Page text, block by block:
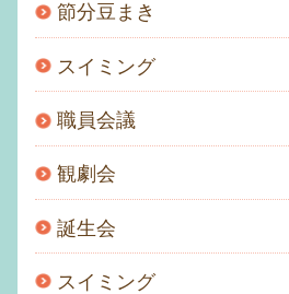
節分豆まき
スイミング
職員会議
観劇会
誕生会
スイミング